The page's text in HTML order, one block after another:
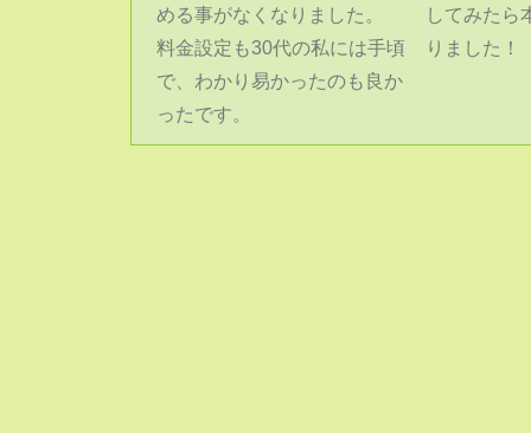
める事がなくなりました。
料金設定も30代の私には手頃
で、わかり易かったのも良か
ったです。
してみたら
りました！